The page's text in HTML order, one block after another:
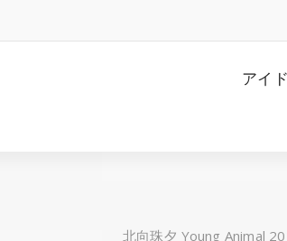
アイ
北向珠夕 Young Animal